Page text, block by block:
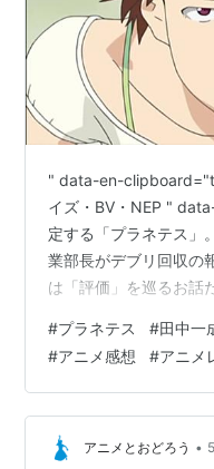
" data-en-
イズ・BV・NEP "
定する「プラネテス」
業部長がデブリ回収の
は「評価」を巡るお話
#プラネテス #田中一
#アニメ感想 #アニメ
アニメとおどろう •